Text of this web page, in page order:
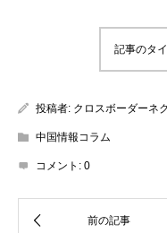
記事のタ
投稿者: クロスボーダーネ
中国情報コラム
コメント: 0